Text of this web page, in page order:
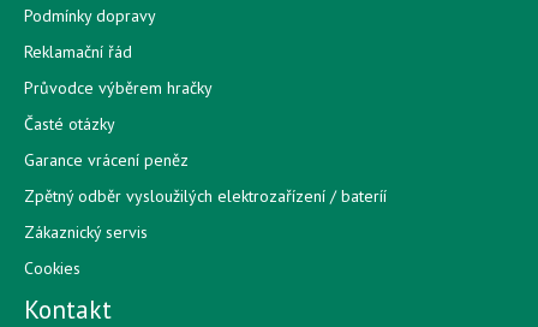
Podmínky dopravy
Reklamační řád
Průvodce výběrem hračky
Časté otázky
Garance vrácení peněz
Zpětný odběr vysloužilých elektrozařízení / bateríí
Zákaznický servis
Cookies
Kontakt